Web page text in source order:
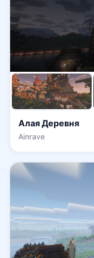
Алая Деревня
Ainrave